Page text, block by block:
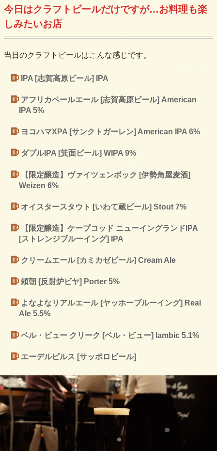
今日はクラフトビールだけですが…お料理も楽
しみたいお店
当日のクラフトビールはこんな感じです。
IPA [志賀高原ビール] IPA
アフリカペールエール [志賀高原ビール] American
IPA 5%
ヨコハマXPA [サンクトガーレン] American IPA 6%
ダブルIPA [箕面ビール] WIPA 9%
【限定醸造】ヴァイツェンボック [伊勢角屋麦酒]
Weizen 6%
オイスタースタウト [いわて蔵ビール] Stout 7%
【限定醸造】ケープコッド ニューイングランドIPA
[ストレンジブルーイング] IPA
クリームエール [カミカゼビール] Cream Ale
頼朝 [反射炉ビヤ] Porter 5%
よなよなリアルエール [ヤッホーブルーイング] Real
Ale 5.5%
ベル・ビュー クリーク [ベル・ビュー] lambic 5.1%
エーデルピルス [サッポロビール]